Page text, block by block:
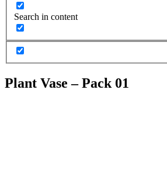
Search in content
Plant Vase – Pack 01